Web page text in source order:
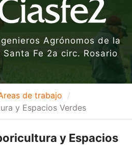
Agrónomos de la
Fe 2a circ. Rosario
de trabajo
y Espacios Verdes
y Espacios